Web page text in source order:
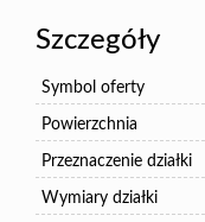
Szczegóły
Symbol oferty
Powierzchnia
Przeznaczenie działki
Wymiary działki